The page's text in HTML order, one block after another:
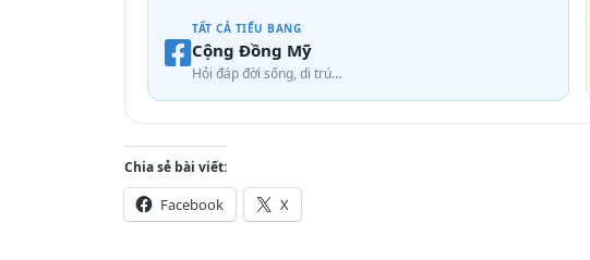
TẤT CẢ TIỂU BANG
Cộng Đồng Mỹ
Hỏi đáp đời sống, di trú…
Chia sẻ bài viết:
Facebook X